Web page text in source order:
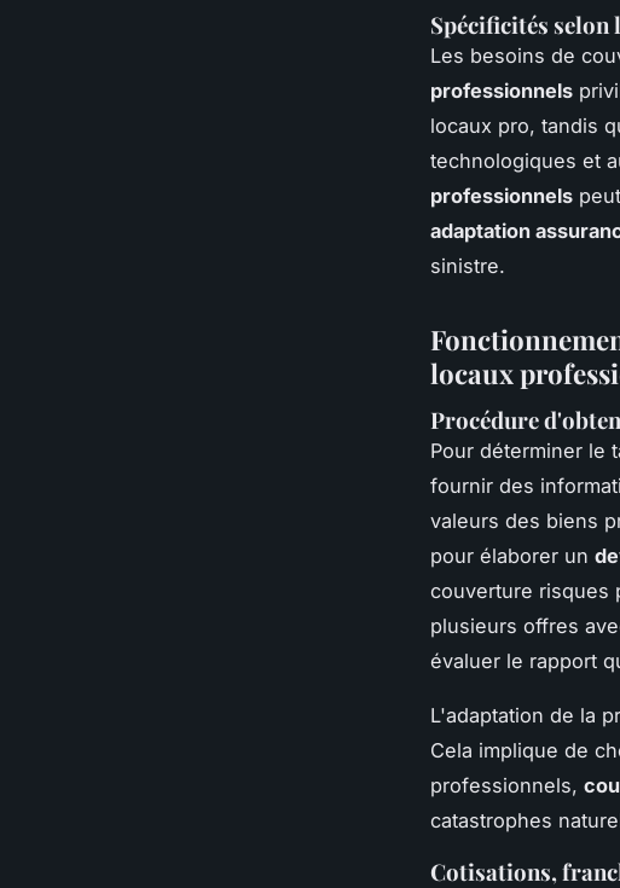
Spécificités selon
Les besoins de
professionnels
locaux pro, tandis
technologiques et
professionnels
adaptation
sinistre.
locaux
Procédure
Pour déterminer le
fournir des
valeurs des biens
pour élaborer un
couverture risques
plusieurs offres
évaluer le rapport
L'adaptation de la
Cela implique de
professionnels,
catastrophes
Cotisations,